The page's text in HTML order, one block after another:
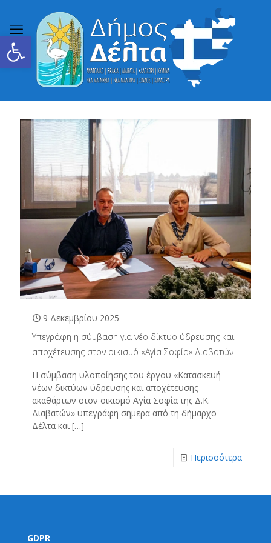
Ανοίξτε τη γραμμή εργαλείων
9 Δεκεμβρίου 2025
Υπεγράφη η σύμβαση για νέο δίκτυο ύδρευσης και
αποχέτευσης στον οικισμό «Αγία Σοφία» Διαβατών
Η σύμβαση υλοποίησης του έργου «Κατασκευή
νέων δικτύων ύδρευσης και αποχέτευσης
ακαθάρτων στον οικισμό Αγία Σοφία της Δ.Κ.
Διαβατών» υπεγράφη σήμερα από τη δήμαρχο
Δέλτα και[…]
Περισσότερα
GDPR